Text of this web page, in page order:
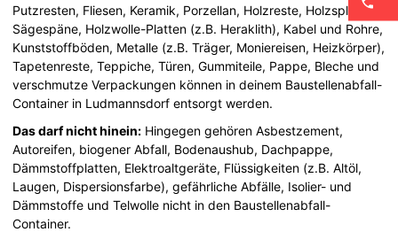
Putzresten, Fliesen, Keramik, Porzellan, Holzreste, Holzsplitter,
Sägespäne, Holzwolle-Platten (z.B. Heraklith), Kabel und Rohre,
Kunststoffböden, Metalle (z.B. Träger, Moniereisen, Heizkörper),
Tapetenreste, Teppiche, Türen, Gummiteile, Pappe, Bleche und
verschmutze Verpackungen können in deinem Baustellenabfall-
Container in Ludmannsdorf entsorgt werden.
Das darf nicht hinein: Hingegen gehören Asbestzement,
Autoreifen, biogener Abfall, Bodenaushub, Dachpappe,
Dämmstoffplatten, Elektroaltgeräte, Flüssigkeiten (z.B. Altöl,
Laugen, Dispersionsfarbe), gefährliche Abfälle, Isolier- und
Dämmstoffe und Telwolle nicht in den Baustellenabfall-
Container.